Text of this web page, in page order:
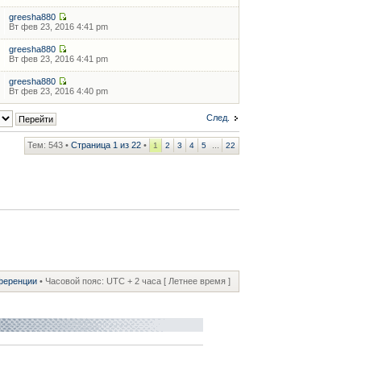
greesha880
Вт фев 23, 2016 4:41 pm
greesha880
Вт фев 23, 2016 4:41 pm
greesha880
Вт фев 23, 2016 4:40 pm
След.
Тем: 543 • Страница 1 из 22 • 1 2 3 4 5 22
• Часовой пояс: UTC + 2 часа [ Летнее время ]